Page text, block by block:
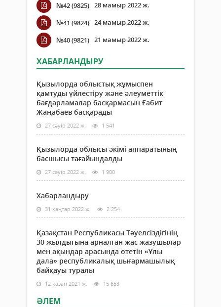
№42 (9825) 28 мамыр 2022 ж.
№41 (9824) 24 мамыр 2022 ж.
№40 (9821) 21 мамыр 2022 ж.
ХАБАРЛАНДЫРУ
Қызылорда облыстық жұмыспен
қамтуды үйлестіру және әлеуметтік
бағдарламалар басқармасын Ғабит
Жаңабаев басқарады
27 сәуір 2022 ж. 1 541
Қызылорда облысы әкімі аппаратының
басшысы тағайындалды
27 сәуір 2022 ж. 1 900
Хабарландыру
31 қаңтар 2022 ж. 2 254
Қазақстан Республикасы Тәуелсіздігінің
30 жылдығына арналған жас жазушылар
мен ақындар арасында өтетін «Ұлы
дала» республикалық шығармашылық
байқауы туралы
12 қазан 2021 ж. 15 653
ӘЛЕМ